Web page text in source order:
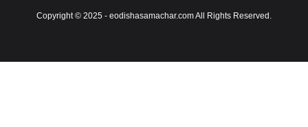
Copyright © 2025 - eodishasamachar.com All Rights Reserved.